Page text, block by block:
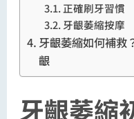
正確刷牙習慣
牙齦萎縮按摩
牙齦萎縮如何補救
齦
牙齦萎縮